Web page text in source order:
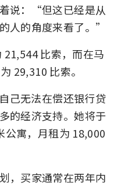
说：“但这已经是从
人的角度来看了。”
比索，而在马
29,310 比索。
己无法在偿还银行贷
的经济支持。她将于
公寓，月租为 18,000
，买家通常在两年内